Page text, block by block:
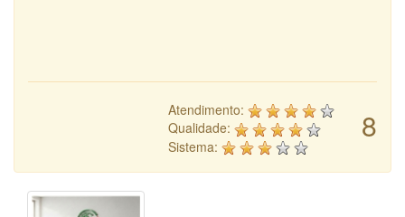
8
Atendimento:
Qualidade:
Sistema: